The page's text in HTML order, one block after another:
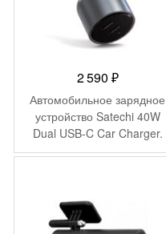
2 590 ₽
Автомобильное зарядное
устройство Satechi 40W
Dual USB-C Car Charger.
Цвет: Серый космос